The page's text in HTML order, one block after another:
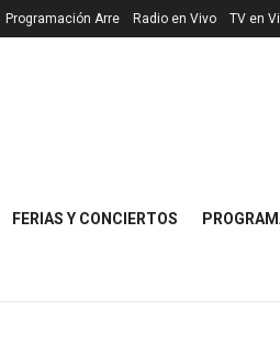
Programación Arre Radio en Vivo TV en
FERIAS Y CONCIERTOS